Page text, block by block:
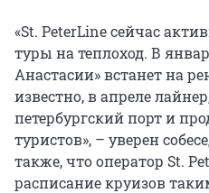
«St. PeterLine сейчас
туры на теплоход. В
Анастасии» встанет на
известно, в апреле
петербургский порт и
туристов», – уверен
также, что оператор St.
расписание круизов